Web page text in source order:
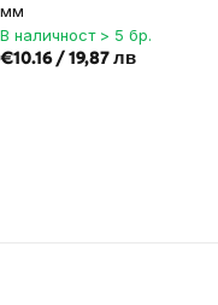
мм
В наличност > 5 бр.
€10.16 / 19,87 лв